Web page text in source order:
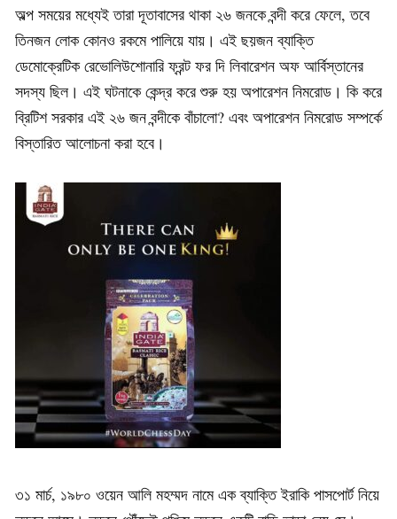
অল্প সময়ের মধ্যেই তারা দূতাবাসের থাকা ২৬ জনকে বন্দী করে ফেলে, তবে
তিনজন লোক কোনও রকমে পালিয়ে যায়। এই ছয়জন ব্যাক্তি
ডেমোক্রেটিক রেভোলিউশোনারি ফ্রন্ট ফর দি লিবারেশন অফ আর্বিস্তানের
সদস্য ছিল। এই ঘটনাকে কেন্দ্র করে শুরু হয় অপারেশন নিমরোড। কি করে
ব্রিটিশ সরকার এই ২৬ জন বন্দীকে বাঁচালো? এবং অপারেশন নিমরোড সম্পর্কে
বিস্তারিত আলোচনা করা হবে।
৩১ মার্চ, ১৯৮০ ওয়েন আলি মহম্মদ নামে এক ব্যাক্তি ইরাকি পাসপোর্ট নিয়ে